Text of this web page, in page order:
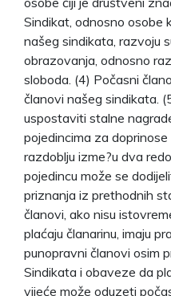
Sindikat, odnosno osobe
našeg sindikata, razvoju
obrazovanja, odnosno
sloboda. (4) Počasni
članovi našeg sindikata.
uspostaviti stalne
pojedincima za
razdoblju izme?u dva
pojedincu može se
priznanja iz prethodnih
članovi, ako nisu
plaćaju članarinu, imaju
punopravni članovi osim
Sindikata i obaveze da
vijeće može oduzeti